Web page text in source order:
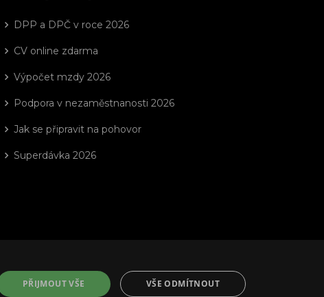
DPP a DPČ v roce 2026
CV online zdarma
Výpočet mzdy 2026
Podpora v nezaměstnanosti 2026
Jak se připravit na pohovor
Superdávka 2026
PŘIJMOUT VŠE VŠE ODMÍTNOUT